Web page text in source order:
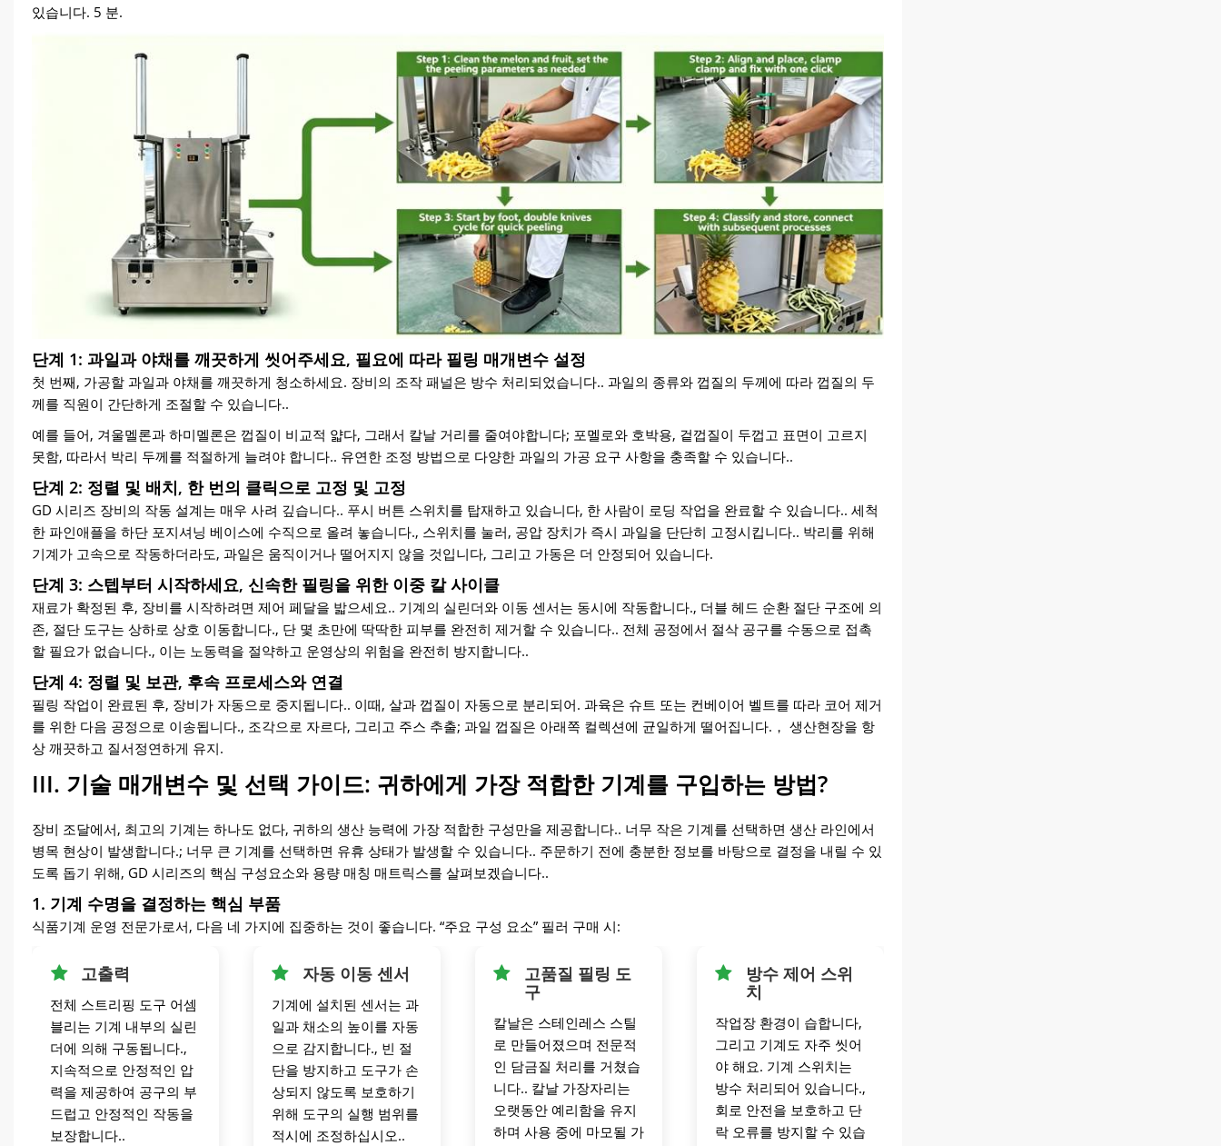
있습니다. 5 분.
단계 1: 과일과 야채를 깨끗하게 씻어주세요, 필요에 따라 필링 매개변수 설정
첫 번째, 가공할 과일과 야채를 깨끗하게 청소하세요. 장비의 조작 패널은 방수 처리되었습니다.. 과일의 종류와 껍질의 두께에 따라 껍질의 두
께를 직원이 간단하게 조절할 수 있습니다..
예를 들어, 겨울멜론과 하미멜론은 껍질이 비교적 얇다, 그래서 칼날 거리를 줄여야합니다; 포멜로와 호박용, 겉껍질이 두껍고 표면이 고르지
못함, 따라서 박리 두께를 적절하게 늘려야 합니다.. 유연한 조정 방법으로 다양한 과일의 가공 요구 사항을 충족할 수 있습니다..
단계 2: 정렬 및 배치, 한 번의 클릭으로 고정 및 고정
GD 시리즈 장비의 작동 설계는 매우 사려 깊습니다.. 푸시 버튼 스위치를 탑재하고 있습니다, 한 사람이 로딩 작업을 완료할 수 있습니다.. 세척
한 파인애플을 하단 포지셔닝 베이스에 수직으로 올려 놓습니다., 스위치를 눌러, 공압 장치가 즉시 과일을 단단히 고정시킵니다.. 박리를 위해
기계가 고속으로 작동하더라도, 과일은 움직이거나 떨어지지 않을 것입니다, 그리고 가동은 더 안정되어 있습니다.
단계 3: 스텝부터 시작하세요, 신속한 필링을 위한 이중 칼 사이클
재료가 확정된 후, 장비를 시작하려면 제어 페달을 밟으세요.. 기계의 실린더와 이동 센서는 동시에 작동합니다., 더블 헤드 순환 절단 구조에 의
존, 절단 도구는 상하로 상호 이동합니다., 단 몇 초만에 딱딱한 피부를 완전히 제거할 수 있습니다.. 전체 공정에서 절삭 공구를 수동으로 접촉
할 필요가 없습니다., 이는 노동력을 절약하고 운영상의 위험을 완전히 방지합니다..
단계 4: 정렬 및 보관, 후속 프로세스와 연결
필링 작업이 완료된 후, 장비가 자동으로 중지됩니다.. 이때, 살과 껍질이 자동으로 분리되어. 과육은 슈트 또는 컨베이어 벨트를 따라 코어 제거
를 위한 다음 공정으로 이송됩니다., 조각으로 자르다, 그리고 주스 추출; 과일 껍질은 아래쪽 컬렉션에 균일하게 떨어집니다.， 생산현장을 항
상 깨끗하고 질서정연하게 유지.
III. 기술 매개변수 및 선택 가이드: 귀하에게 가장 적합한 기계를 구입하는 방법?
장비 조달에서, 최고의 기계는 하나도 없다, 귀하의 생산 능력에 가장 적합한 구성만을 제공합니다.. 너무 작은 기계를 선택하면 생산 라인에서
병목 현상이 발생합니다.; 너무 큰 기계를 선택하면 유휴 상태가 발생할 수 있습니다.. 주문하기 전에 충분한 정보를 바탕으로 결정을 내릴 수 있
도록 돕기 위해, GD 시리즈의 핵심 구성요소와 용량 매칭 매트릭스를 살펴보겠습니다..
1. 기계 수명을 결정하는 핵심 부품
식품기계 운영 전문가로서, 다음 네 가지에 집중하는 것이 좋습니다. “주요 구성 요소” 필러 구매 시:
고출력
전체 스트리핑 도구 어셈
블리는 기계 내부의 실린
더에 의해 구동됩니다.,
지속적으로 안정적인 압
력을 제공하여 공구의 부
드럽고 안정적인 작동을
보장합니다..
자동 이동 센서
기계에 설치된 센서는 과
일과 채소의 높이를 자동
으로 감지합니다., 빈 절
단을 방지하고 도구가 손
상되지 않도록 보호하기
위해 도구의 실행 범위를
적시에 조정하십시오..
고품질 필링 도
구
칼날은 스테인레스 스틸
로 만들어졌으며 전문적
인 담금질 처리를 거쳤습
니다.. 칼날 가장자리는
오랫동안 예리함을 유지
하며 사용 중에 마모될 가
방수 제어 스위
치
작업장 환경이 습합니다,
그리고 기계도 자주 씻어
야 해요. 기계 스위치는
방수 처리되어 있습니다.,
회로 안전을 보호하고 단
락 오류를 방지할 수 있습